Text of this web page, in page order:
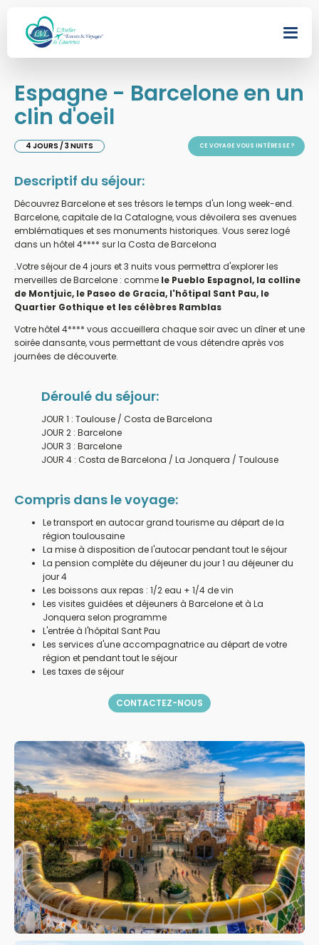
Espagne - Barcelone en un
clin d'oeil
4 JOURS / 3 NUITS CE VOYAGE VOUS INTÉRESSE ?
Descriptif du séjour:
Découvrez Barcelone et ses trésors le temps d'un long week-end.
Barcelone, capitale de la Catalogne, vous dévoilera ses avenues
emblématiques et ses monuments historiques. Vous serez logé
dans un hôtel 4**** sur la Costa de Barcelona
.Votre séjour de 4 jours et 3 nuits vous permettra d'explorer les
merveilles de Barcelone : comme le Pueblo Espagnol, la colline
de Montjuic, le Paseo de Gracia, l'hôtipal Sant Pau, le
Quartier Gothique et les célèbres Ramblas
Votre hôtel 4**** vous accueillera chaque soir avec un dîner et une
soirée dansante, vous permettant de vous détendre après vos
journées de découverte.
Déroulé du séjour:
JOUR 1 : Toulouse / Costa de Barcelona
JOUR 2 : Barcelone
JOUR 3 : Barcelone
JOUR 4 : Costa de Barcelona / La Jonquera / Toulouse
Compris dans le voyage:
Le transport en autocar grand tourisme au départ de la
région toulousaine
La mise à disposition de l'autocar pendant tout le séjour
La pension complète du déjeuner du jour 1 au déjeuner du
jour 4
Les boissons aux repas : 1/2 eau + 1/4 de vin
Les visites guidées et déjeuners à Barcelone et à La
Jonquera selon programme
L'entrée à l'hôpital Sant Pau
Les services d'une accompagnatrice au départ de votre
région et pendant tout le séjour
Les taxes de séjour
CONTACTEZ-NOUS